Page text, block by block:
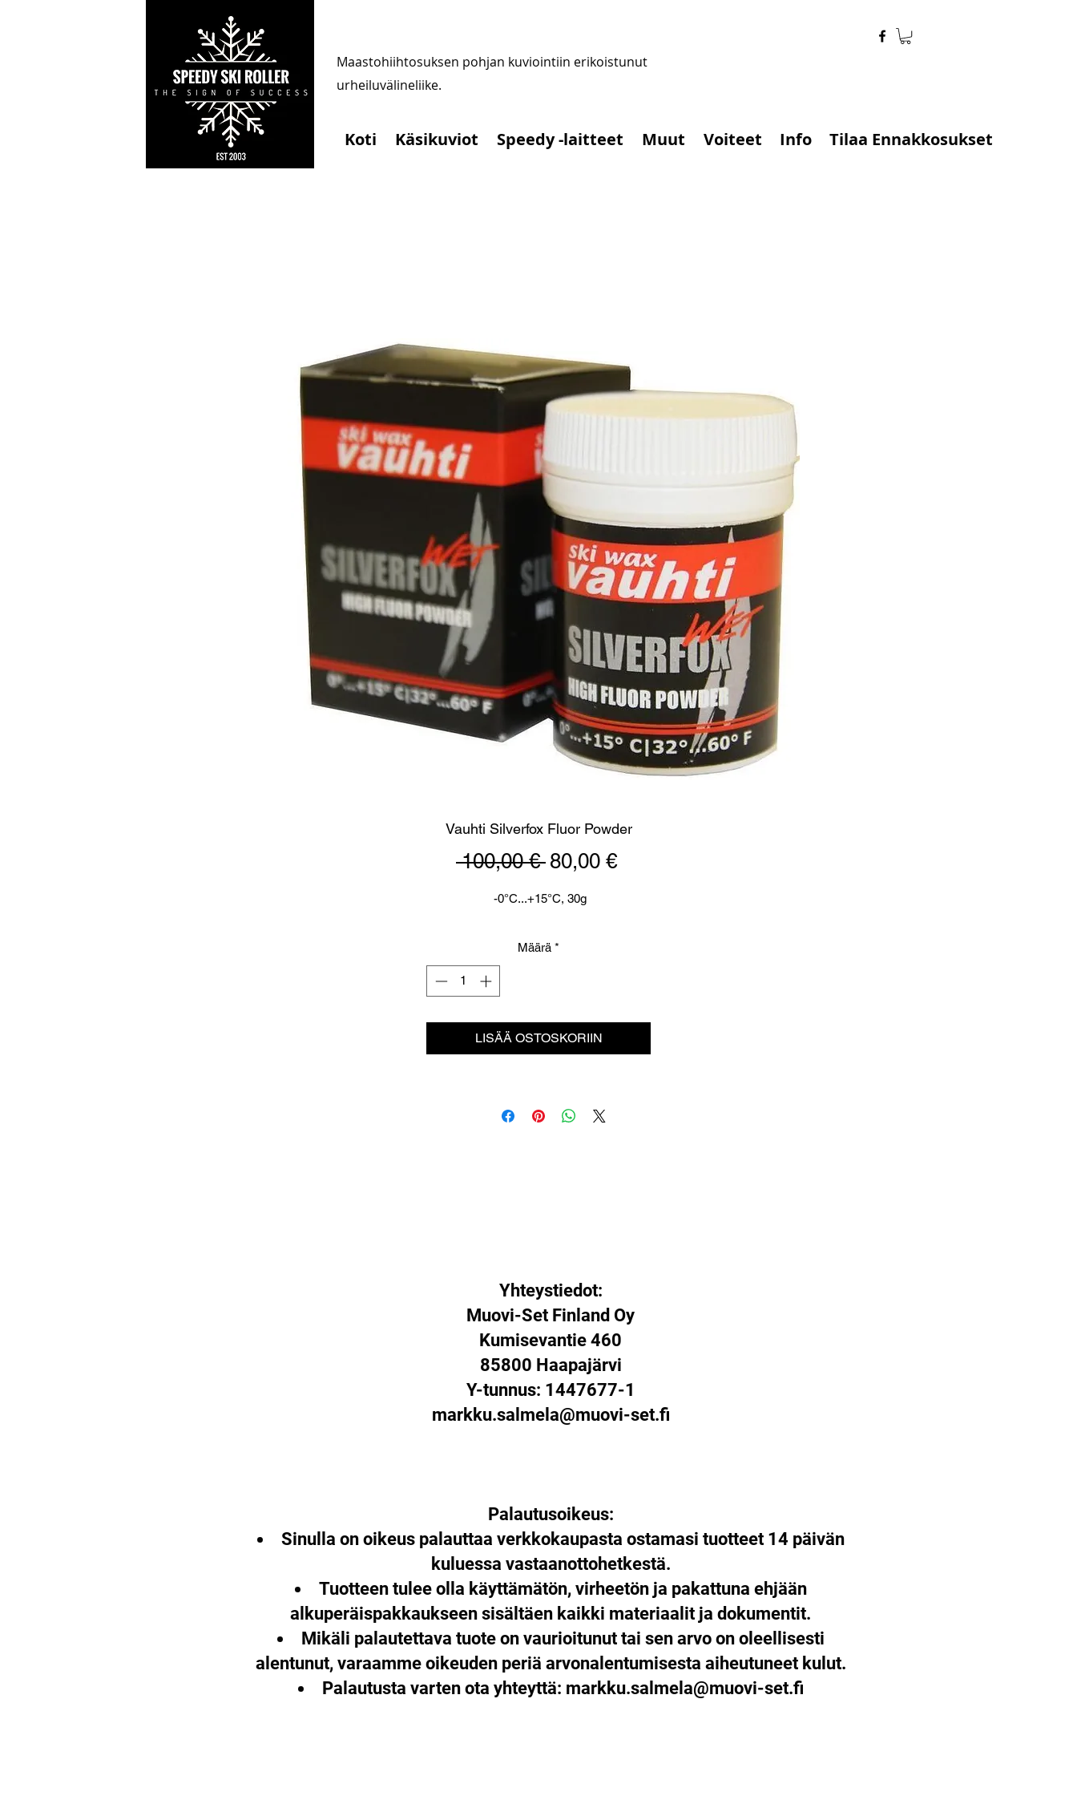
Maastohiihtosuksen pohjan kuviointiin erikoistunut
urheiluvälineliike.
Koti Käsikuviot Speedy -laitteet Muut Voiteet Info Tilaa Ennakkosukset
Vauhti Silverfox Fluor Powder
100,00 € Normaali
80,00 €Alehinta
-0°C...+15°C, 30g
Määrä *
LISÄÄ OSTOSKORIIN
Yhteystiedot:
Muovi-Set Finland Oy
Kumisevantie 460
85800 Haapajärvi
Y-tunnus: 1447677-1
markku.salmela@muovi-set.fi
Palautusoikeus:
Sinulla on oikeus palauttaa verkkokaupasta ostamasi tuotteet 14 päivän
kuluessa vastaanottohetkestä.
Tuotteen tulee olla käyttämätön, virheetön ja pakattuna ehjään
alkuperäispakkaukseen sisältäen kaikki materiaalit ja dokumentit.
Mikäli palautettava tuote on vaurioitunut tai sen arvo on oleellisesti
alentunut, varaamme oikeuden periä arvonalentumisesta aiheutuneet kulut.
Palautusta varten ota yhteyttä: markku.salmela@muovi-set.fi